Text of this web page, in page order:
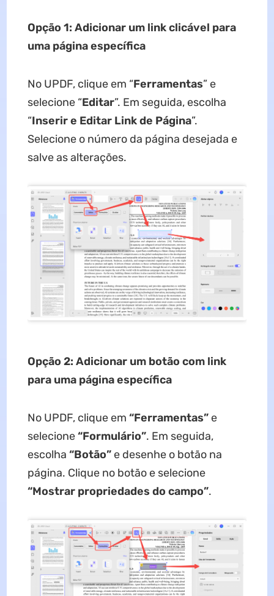
Opção 1: Adicionar um link clicável para
uma página específica
No UPDF, clique em “Ferramentas” e
selecione “Editar”. Em seguida, escolha
“Inserir e Editar Link de Página”.
Selecione o número da página desejada e
salve as alterações.
Opção 2: Adicionar um botão com link
para uma página específica
No UPDF, clique em “Ferramentas”e
selecione“Formulário”. Em seguida,
escolha “Botão”e desenhe o botão na
página. Clique no botão e selecione
“Mostrar propriedades do campo”.